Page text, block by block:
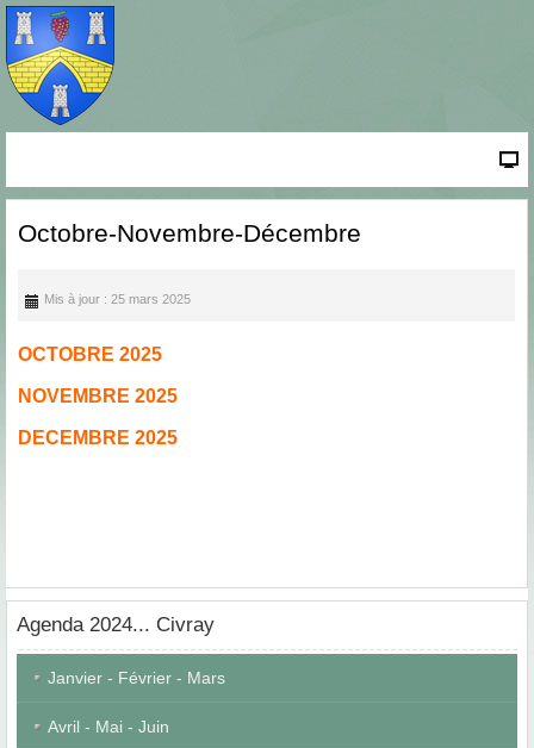
Octobre-Novembre-Décembre
Mis à jour : 25 mars 2025
OCTOBRE 2025
NOVEMBRE 2025
DECEMBRE 2025
Agenda2024... Civray
Janvier - Février - Mars
Avril - Mai - Juin